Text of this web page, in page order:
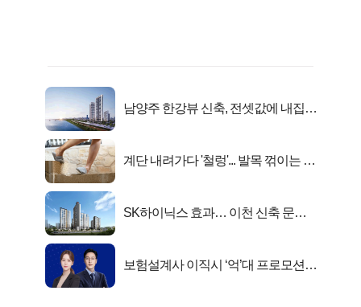
남양주 한강뷰 신축, 전셋값에 내집마
계단 내려가다 '철렁'... 발목 꺾이는 이
SK하이닉스 효과… 이천 신축 문의
보험설계사 이직시 ‘억’대 프로모션!